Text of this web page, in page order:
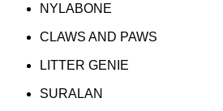
NYLABONE
CLAWS AND PAWS
LITTER GENIE
SURALAN